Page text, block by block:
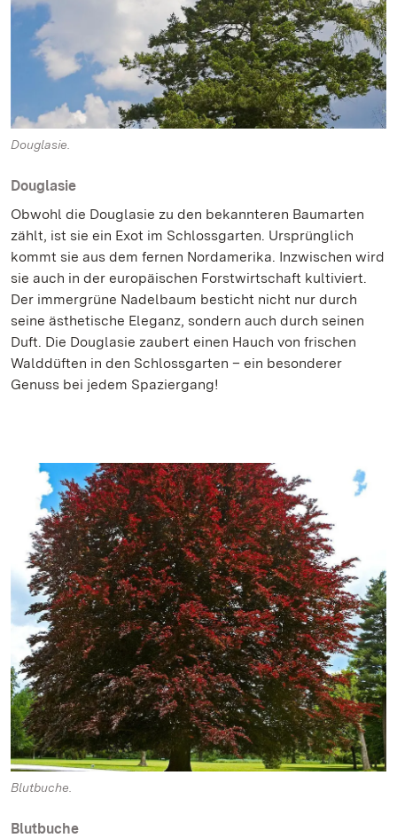
Douglasie.
Douglasie
Obwohl die Douglasie zu den bekannteren Baumarten
zählt, ist sie ein Exot im Schlossgarten. Ursprünglich
kommt sie aus dem fernen Nordamerika. Inzwischen wird
sie auch in der europäischen Forstwirtschaft kultiviert.
Der immergrüne Nadelbaum besticht nicht nur durch
seine ästhetische Eleganz, sondern auch durch seinen
Duft. Die Douglasie zaubert einen Hauch von frischen
Walddüften in den Schlossgarten – ein besonderer
Genuss bei jedem Spaziergang!
Blutbuche.
Blutbuche